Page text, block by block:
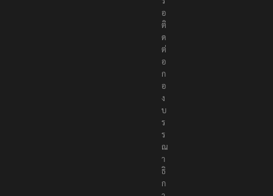
อ
ติ
ด
ต่
อ
ก
อ
ง
บ
ร
ร
ณ
า
ธิ
ก